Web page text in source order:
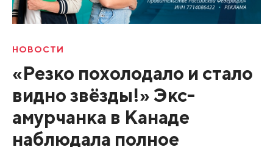
НОВОСТИ
«Резко похолодало и стало
видно звёзды!» Экс-
амурчанка в Канаде
наблюдала полное